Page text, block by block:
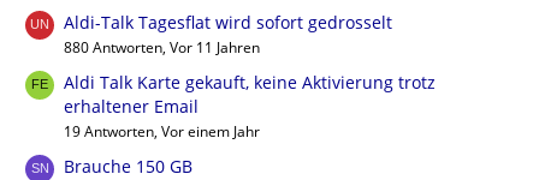
Aldi-Talk Tagesflat wird sofort gedrosselt
880 Antworten, Vor 11 Jahren
Aldi Talk Karte gekauft, keine Aktivierung trotz
erhaltener Email
19 Antworten, Vor einem Jahr
Brauche 150 GB